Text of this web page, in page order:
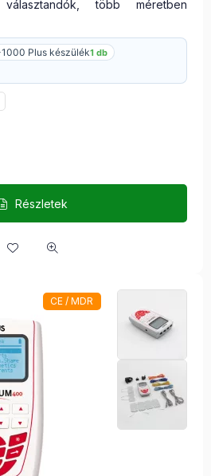
több méretben
Plus készülék1 db
Részletek
CE / MDR